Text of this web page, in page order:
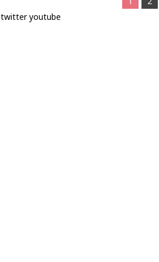
twitter youtube